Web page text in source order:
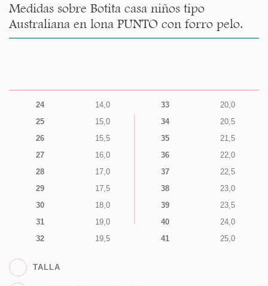
Medidas sobre Botita casa niños tipo
Australiana en lona PUNTO con forro pelo.
24
14,0
25
15,0
26
15,5
27
16,0
28
17,0
29
17,5
30
18,0
31
19,0
32
19,5
33
20,0
34
20,5
35
21,5
36
22,0
37
22,5
38
23,0
39
23,5
40
24,0
41
25,0
TALLA